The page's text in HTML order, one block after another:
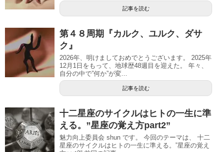
記事を読む
第４８周期『カルク、ユルク、ダサ
ク』
2026年、明けましておめでとうございます。 2025年
12月1日をもって、地球歴48週目を迎えた。 年々、
自分の中で”何か”が変...
記事を読む
十二星座のサイクルはヒトの一生に準
える。”星座の覚え方part2”
魅力向上委員会 shun です。 今回のテーマは、 十二
星座のサイクルはヒトの一生に準える。”星座の覚え